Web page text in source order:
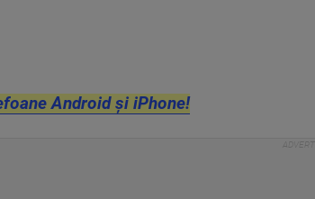
Android și iPhone!